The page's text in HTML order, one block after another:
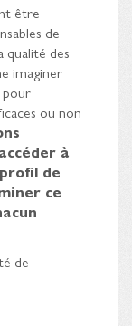
être
de
des
imaginer
pour
ou non
à
de
ce
de